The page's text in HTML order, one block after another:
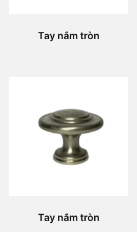
Tay nắm tròn
Tay nắm tròn